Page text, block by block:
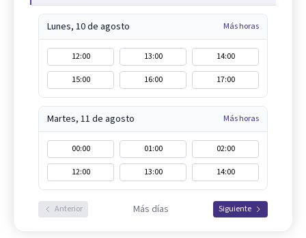
Lunes, 10 de agosto Más horas
12:00 13:00
14:00
15:00
16:00 17:00
Martes, 11 de agosto Más horas
00:00 01:00
02:00
12:00
13:00 14:00
Anterior Más días Siguiente